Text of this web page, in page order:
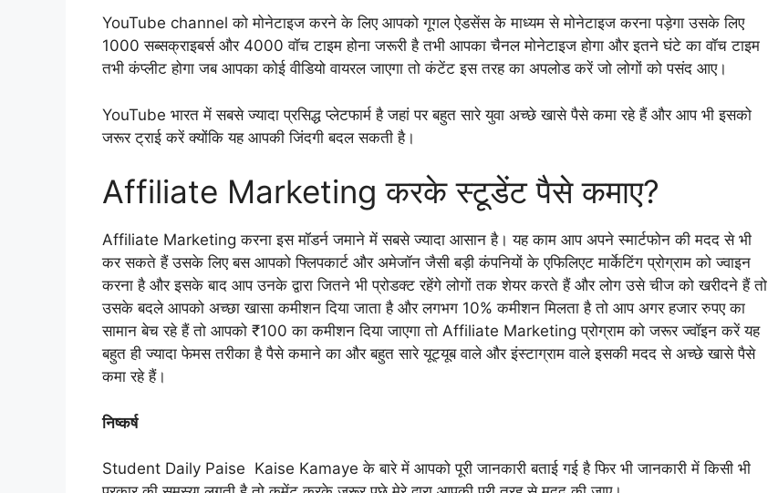
YouTube channel को मोनेटाइज करने के लिए आपको गूगल ऐडसेंस के माध्यम से मोनेटाइज करना पड़ेगा उसके लिए
1000 सब्सक्राइबर्स और 4000 वॉच टाइम होना जरूरी है तभी आपका चैनल मोनेटाइज होगा और इतने घंटे का वॉच टाइम
तभी कंप्लीट होगा जब आपका कोई वीडियो वायरल जाएगा तो कंटेंट इस तरह का अपलोड करें जो लोगों को पसंद आए।
YouTube भारत में सबसे ज्यादा प्रसिद्ध प्लेटफार्म है जहां पर बहुत सारे युवा अच्छे खासे पैसे कमा रहे हैं और आप भी इसको
जरूर ट्राई करें क्योंकि यह आपकी जिंदगी बदल सकती है।
Affiliate Marketing करके स्टूडेंट पैसे कमाए?
Affiliate Marketing करना इस मॉडर्न जमाने में सबसे ज्यादा आसान है। यह काम आप अपने स्मार्टफोन की मदद से भी
कर सकते हैं उसके लिए बस आपको फ्लिपकार्ट और अमेजॉन जैसी बड़ी कंपनियों के एफिलिएट मार्केटिंग प्रोग्राम को ज्वाइन
करना है और इसके बाद आप उनके द्वारा जितने भी प्रोडक्ट रहेंगे लोगों तक शेयर करते हैं और लोग उसे चीज को खरीदने हैं तो
उसके बदले आपको अच्छा खासा कमीशन दिया जाता है और लगभग 10% कमीशन मिलता है तो आप अगर हजार रुपए का
सामान बेच रहे हैं तो आपको ₹100 का कमीशन दिया जाएगा तो Affiliate Marketing प्रोग्राम को जरूर ज्वॉइन करें यह
बहुत ही ज्यादा फेमस तरीका है पैसे कमाने का और बहुत सारे यूट्यूब वाले और इंस्टाग्राम वाले इसकी मदद से अच्छे खासे पैसे
कमा रहे हैं।
निष्कर्ष
Student Daily Paise Kaise Kamaye के बारे में आपको पूरी जानकारी बताई गई है फिर भी जानकारी में किसी भी